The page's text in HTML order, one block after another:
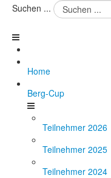
Suchen ...
Home
Berg-Cup
Teilnehmer 2026
Teilnehmer 2025
Teilnehmer 2024